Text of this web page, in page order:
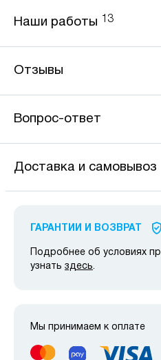
Наши работы 13
Отзывы
Вопрос-ответ
Доставка и самовывоз
ГАРАНТИИ И ВОЗВРАТ
Подробнее об условиях
узнать здесь.
Мы принимаем к оплате